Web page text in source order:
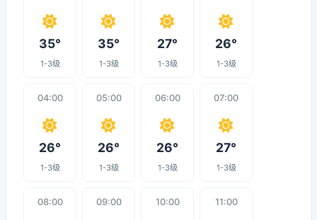
35°
1-3级
35°
1-3级
27°
1-3级
26°
1-3级
04:00
26°
1-3级
05:00
26°
1-3级
06:00
26°
1-3级
07:00
27°
1-3级
08:00 09:00 10:00 11:00